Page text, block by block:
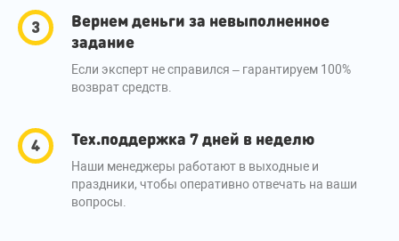
Вернем деньги за невыполненное
задание
Если эксперт не справился – гарантируем 100%
возврат средств.
Тех.поддержка 7 дней в неделю
Наши менеджеры работают в выходные и
праздники, чтобы оперативно отвечать на ваши
вопросы.